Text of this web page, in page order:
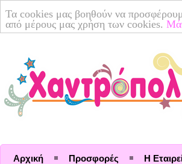
Τα cookies μας βοηθούν να
από μέρους μας χρήση των cookies.
Αρχική Προσφορές Η